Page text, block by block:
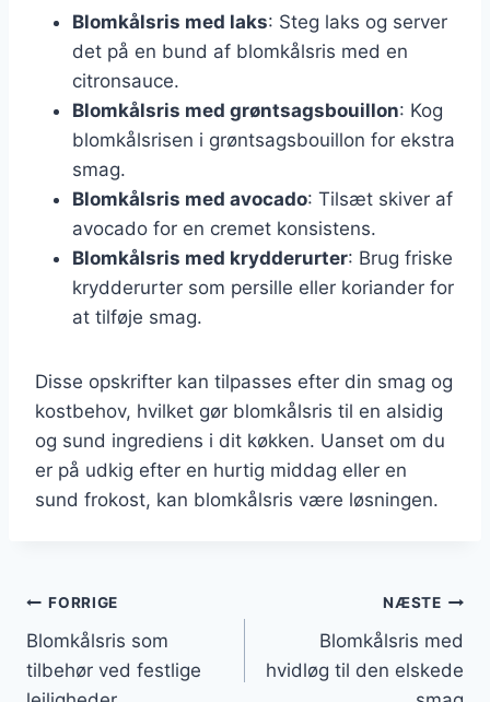
Blomkålsris med laks: Steg laks og server
det på en bund af blomkålsris med en
citronsauce.
Blomkålsris med grøntsagsbouillon: Kog
blomkålsrisen i grøntsagsbouillon for ekstra
smag.
Blomkålsris med avocado: Tilsæt skiver af
avocado for en cremet konsistens.
Blomkålsris med krydderurter: Brug friske
krydderurter som persille eller koriander for
at tilføje smag.
Disse opskrifter kan tilpasses efter din smag og
kostbehov, hvilket gør blomkålsris til en alsidig
og sund ingrediens i dit køkken. Uanset om du
er på udkig efter en hurtig middag eller en
sund frokost, kan blomkålsris være løsningen.
Indlægsnavigation
FORRIGE
Blomkålsris som
tilbehør ved festlige
NÆSTE
Blomkålsris med
hvidløg til den elskede